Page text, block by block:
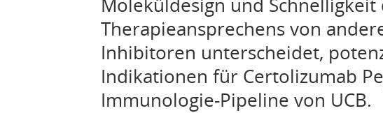
Moleküldesign und Schnelligkeit
Therapieansprechens von
Inhibitoren unterscheidet,
Indikationen für Certolizumab
Immunologie-Pipeline von UCB.